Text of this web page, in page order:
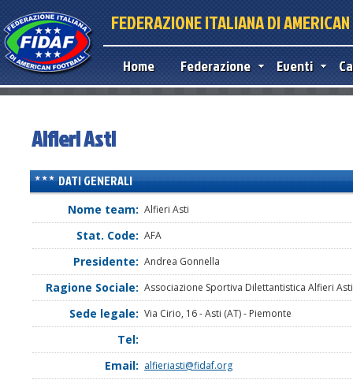
FEDERAZIONE ITALIANA DI
Home Federazione Eventi
Alfieri Asti
DATI GENERALI
Nome team: Alfieri Asti
Stat. Code: AFA
Presidente: Andrea Gonnella
Ragione Sociale: Associazione Sportiva Dilettantistica Alfieri Asti
Sede legale: Via Cirio, 16 - Asti (AT) - Piemonte
Tel:
Email: alfieriasti@fidaf.org